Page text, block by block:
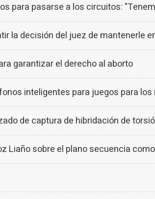
para pasarse a los circuitos:
la decisión del juez de mantenerle
garantizar el derecho al aborto
inteligentes para juegos para
de captura de hibridación de
Liaño sobre el plano secuencia